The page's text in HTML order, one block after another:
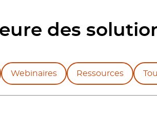
des
Webinaires Ressources